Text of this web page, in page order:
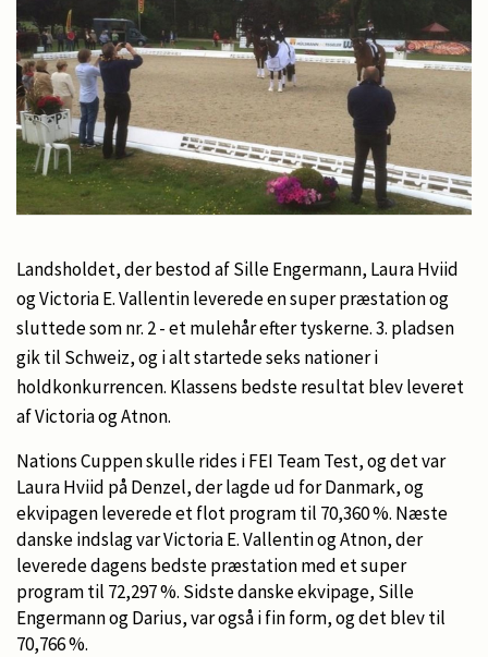
Landsholdet, der bestod af Sille Engermann, Laura Hviid
og Victoria E. Vallentin leverede en super præstation og
sluttede som nr. 2 - et mulehår efter tyskerne. 3. pladsen
gik til Schweiz, og i alt startede seks nationer i
holdkonkurrencen. Klassens bedste resultat blev leveret
af Victoria og Atnon.
Nations Cuppen skulle rides i FEI Team Test, og det var
Laura Hviid på Denzel, der lagde ud for Danmark, og
ekvipagen leverede et flot program til 70,360 %. Næste
danske indslag var Victoria E. Vallentin og Atnon, der
leverede dagens bedste præstation med et super
program til 72,297 %. Sidste danske ekvipage, Sille
Engermann og Darius, var også i fin form, og det blev til
70,766 %.